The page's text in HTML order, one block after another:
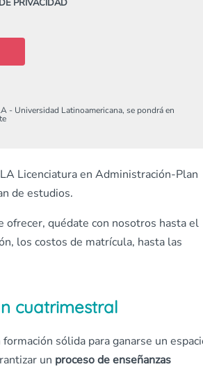
PRIVACIDAD
- Universidad Latinoamericana, se pondrá en
Licenciatura en Administración-Plan
de estudios.
ofrecer, quédate con nosotros hasta el
los costos de matrícula, hasta las
cuatrimestral
sólida para ganarse un
un proceso de enseñanzas